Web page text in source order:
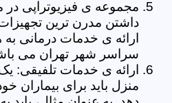
مجموعه ی فیزیوتراپی در
داشتن مدرن ترین
ارائه ی خدمات درمانی به
سراسر شهر تهران می
ارائه ی خدمات تلفیقی: یک
منزل باید برای بیماران